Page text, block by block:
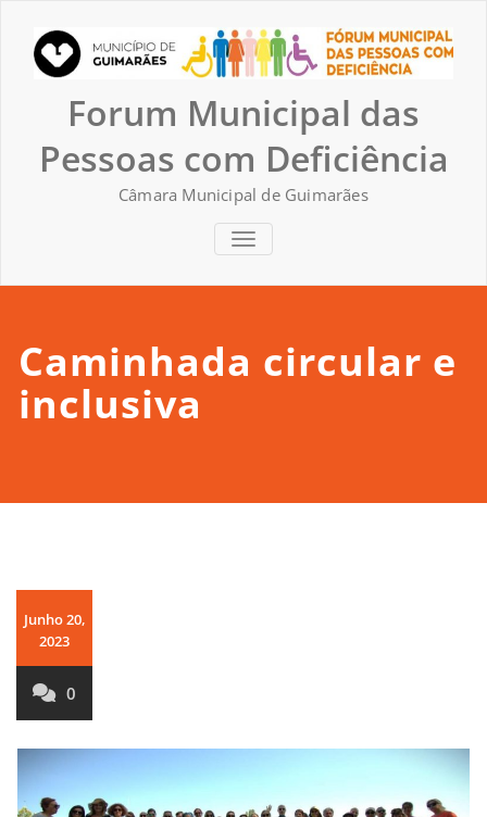
content
Forum Municipal das
Pessoas com Deficiência
Câmara Municipal de Guimarães
TOGGLE NAVIGATION
Caminhada circular e
inclusiva
Junho 20,
2023
0